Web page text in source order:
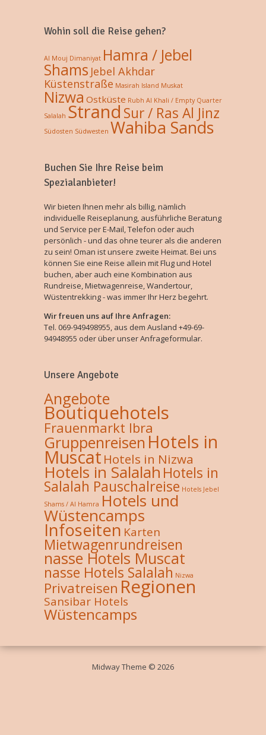
Wohin soll die Reise gehen?
Al Mouj Dimaniyat Hamra / Jebel
Shams Jebel Akhdar
Küstenstraße Masirah Island Muskat
Nizwa Ostküste Rubh Al Khali / Empty Quarter
Salalah Strand Sur / Ras Al Jinz
Südosten Südwesten Wahiba Sands
Buchen Sie Ihre Reise beim
Spezialanbieter!
Wir bieten Ihnen mehr als billig, nämlich
individuelle Reiseplanung, ausführliche Beratung
und Service per E-Mail, Telefon oder auch
persönlich - und das ohne teurer als die anderen
zu sein! Oman ist unsere zweite Heimat. Bei uns
können Sie eine Reise allein mit Flug und Hotel
buchen, aber auch eine Kombination aus
Rundreise, Mietwagenreise, Wandertour,
Wüstentrekking - was immer Ihr Herz begehrt.
Wir freuen uns auf Ihre Anfragen:
Tel. 069-949498955, aus dem Ausland +49-69-
94948955 oder über unser Anfrageformular.
Unsere Angebote
Angebote
Boutiquehotels
Frauenmarkt Ibra
Gruppenreisen Hotels in
Muscat Hotels in Nizwa
Hotels in Salalah Hotels in
Salalah Pauschalreise Hotels Jebel
Shams / Al Hamra Hotels und
Wüstencamps
Infoseiten Karten
Mietwagenrundreisen
nasse Hotels Muscat
nasse Hotels Salalah Nizwa
Privatreisen Regionen
Sansibar Hotels
Wüstencamps
Midway Theme © 2026